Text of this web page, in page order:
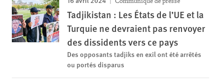
Tadjikistan : Les États de l’UE et la
Turquie ne devraient pas renvoyer
des dissidents vers ce pays
Des opposants tadjiks en exil ont été arrêtés
ou portés disparus